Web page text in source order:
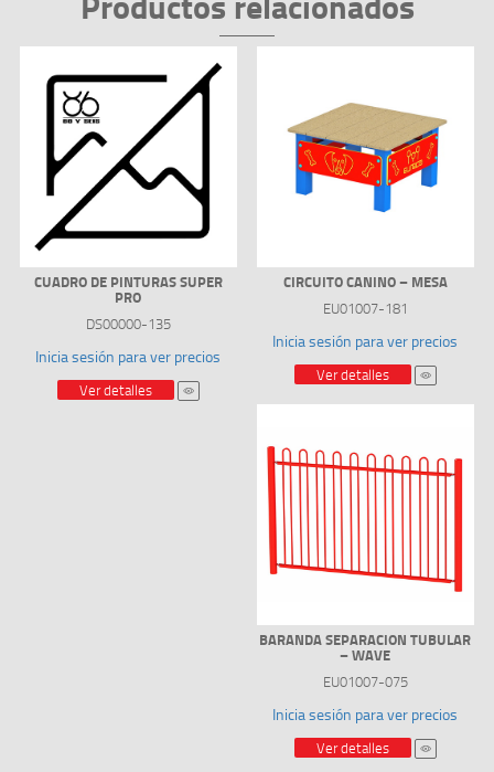
CUADRO DE PINTURAS SUPER
PRO
DS00000-135
Inicia sesión para ver precios
Ver detalles
CIRCUITO CANINO – MESA
EU01007-181
Inicia sesión para ver precios
Ver detalles
BARANDA SEPARACION TUBULAR
– WAVE
EU01007-075
Inicia sesión para ver precios
Ver detalles